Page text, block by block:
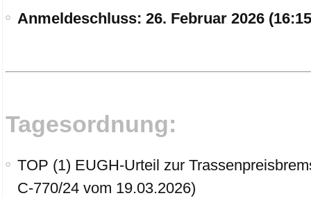
Anmeldeschluss: 26. Februar 2026
Tagesordnung:
TOP (1) EUGH-Urteil zur
C‑770/24 vom 19.03.2026)